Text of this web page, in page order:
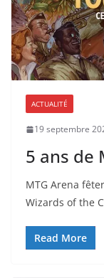
ACTUALITÉ
19 septembre
5 ans de
MTG Arena
Wizards of the
Read More